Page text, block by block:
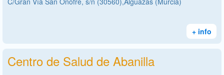
+ info
Centro de Salud de Abanilla